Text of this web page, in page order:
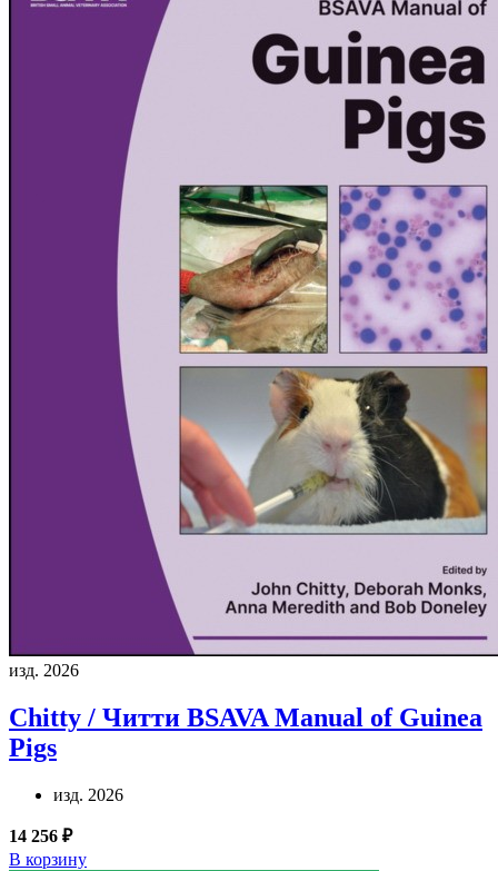
изд. 2026
Chitty / Читти BSAVA Manual of Guinea
Pigs
изд. 2026
14 256 ₽
В корзину